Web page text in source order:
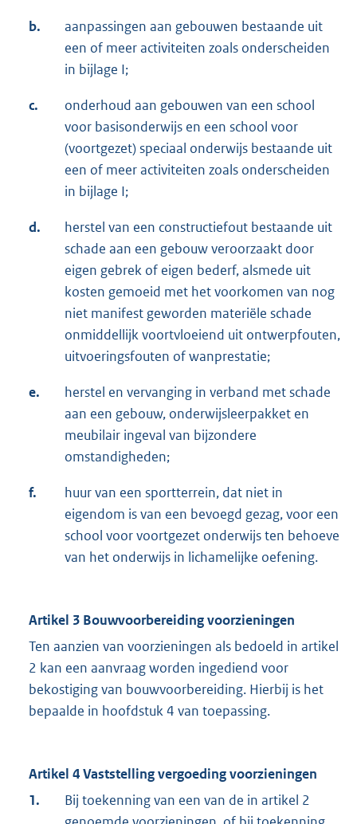
b.
aanpassingen aan gebouwen bestaande uit
een of meer activiteiten zoals onderscheiden
in bijlage I;
c.
onderhoud aan gebouwen van een school
voor basisonderwijs en een school voor
(voortgezet) speciaal onderwijs bestaande uit
een of meer activiteiten zoals onderscheiden
in bijlage I;
d.
herstel van een constructiefout bestaande uit
schade aan een gebouw veroorzaakt door
eigen gebrek of eigen bederf, alsmede uit
kosten gemoeid met het voorkomen van nog
niet manifest geworden materiële schade
onmiddellijk voortvloeiend uit ontwerpfouten,
uitvoeringsfouten of wanprestatie;
e.
herstel en vervanging in verband met schade
aan een gebouw, onderwijsleerpakket en
meubilair ingeval van bijzondere
omstandigheden;
f.
huur van een sportterrein, dat niet in
eigendom is van een bevoegd gezag, voor een
school voor voortgezet onderwijs ten behoeve
van het onderwijs in lichamelijke oefening.
Artikel 3 Bouwvoorbereiding voorzieningen
Ten aanzien van voorzieningen als bedoeld in artikel
2 kan een aanvraag worden ingediend voor
bekostiging van bouwvoorbereiding. Hierbij is het
bepaalde in hoofdstuk 4 van toepassing.
Artikel 4 Vaststelling vergoeding voorzieningen
1.
Bij toekenning van een van de in artikel 2